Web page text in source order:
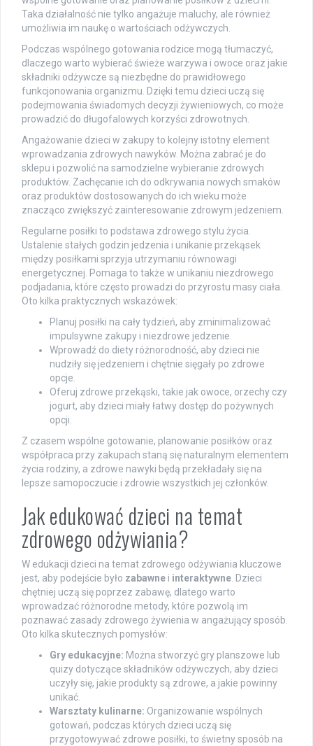
Taka działalność nie tylko angażuje maluchy, ale również
umożliwia im naukę o wartościach odżywczych.
Podczas wspólnego gotowania rodzice mogą tłumaczyć,
dlaczego warto wybierać świeże warzywa i owoce oraz jakie
składniki odżywcze są niezbędne do prawidłowego
funkcjonowania organizmu. Dzięki temu dzieci uczą się
podejmowania świadomych decyzji żywieniowych, co może
prowadzić do długofalowych korzyści zdrowotnych.
Angażowanie dzieci w zakupy to kolejny istotny element
wprowadzania zdrowych nawyków. Można zabrać je do
sklepu i pozwolić na samodzielne wybieranie zdrowych
produktów. Zachęcanie ich do odkrywania nowych smaków
oraz produktów dostosowanych do ich wieku może
znacząco zwiększyć zainteresowanie zdrowym jedzeniem.
Regularne posiłki to podstawa zdrowego stylu życia.
Ustalenie stałych godzin jedzenia i unikanie przekąsek
między posiłkami sprzyja utrzymaniu równowagi
energetycznej. Pomaga to także w unikaniu niezdrowego
podjadania, które często prowadzi do przyrostu masy ciała.
Oto kilka praktycznych wskazówek:
Planuj posiłki na cały tydzień, aby zminimalizować
impulsywne zakupy i niezdrowe jedzenie.
Wprowadź do diety różnorodność, aby dzieci nie
nudziły się jedzeniem i chętnie sięgały po zdrowe
opcje.
Oferuj zdrowe przekąski, takie jak owoce, orzechy czy
jogurt, aby dzieci miały łatwy dostęp do pożywnych
opcji.
Z czasem wspólne gotowanie, planowanie posiłków oraz
współpraca przy zakupach staną się naturalnym elementem
życia rodziny, a zdrowe nawyki będą przekładały się na
lepsze samopoczucie i zdrowie wszystkich jej członków.
Jak edukować dzieci na temat
zdrowego odżywiania?
W edukacji dzieci na temat zdrowego odżywiania kluczowe
jest, aby podejście było zabawne i interaktywne . Dzieci
chętniej uczą się poprzez zabawę, dlatego warto
wprowadzać różnorodne metody, które pozwolą im
poznawać zasady zdrowego żywienia w angażujący sposób.
Oto kilka skutecznych pomysłów:
Gry edukacyjne: Można stworzyć gry planszowe lub
quizy dotyczące składników odżywczych, aby dzieci
uczyły się, jakie produkty są zdrowe, a jakie powinny
unikać.
Warsztaty kulinarne: Organizowanie wspólnych
gotowań, podczas których dzieci uczą się
przygotowywać zdrowe posiłki, to świetny sposób na